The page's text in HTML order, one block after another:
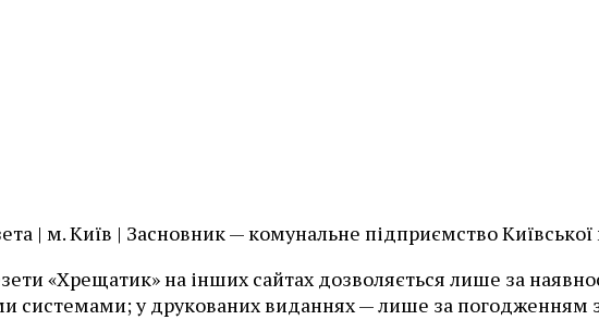
| м. Київ | Засновник — комунальне підприємство Київської
«Хрещатик» на інших сайтах дозволяється лише за
системами; у друкованих виданнях — лише за погодженням